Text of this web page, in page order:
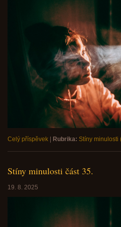
Celý příspěvek Rubrika: Stíny minulosti
Stíny minulosti část 35.
19. 8. 2025